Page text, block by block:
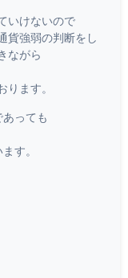
いけないので
貨強弱の判断をし
ながら
ます。
っても
す。